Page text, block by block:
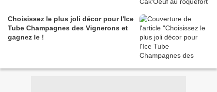
Choisissez le plus joli décor pour l'Ice
Tube Champagnes des Vignerons et
gagnez le !